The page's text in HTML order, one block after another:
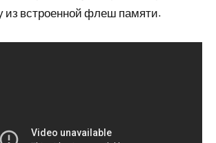
из встроенной флеш памяти.